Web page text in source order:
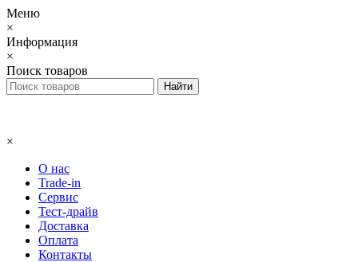
Меню
×
Информация
×
Поиск товаров
×
О нас
Trade-in
Сервис
Тест-драйв
Доставка
Оплата
Контакты